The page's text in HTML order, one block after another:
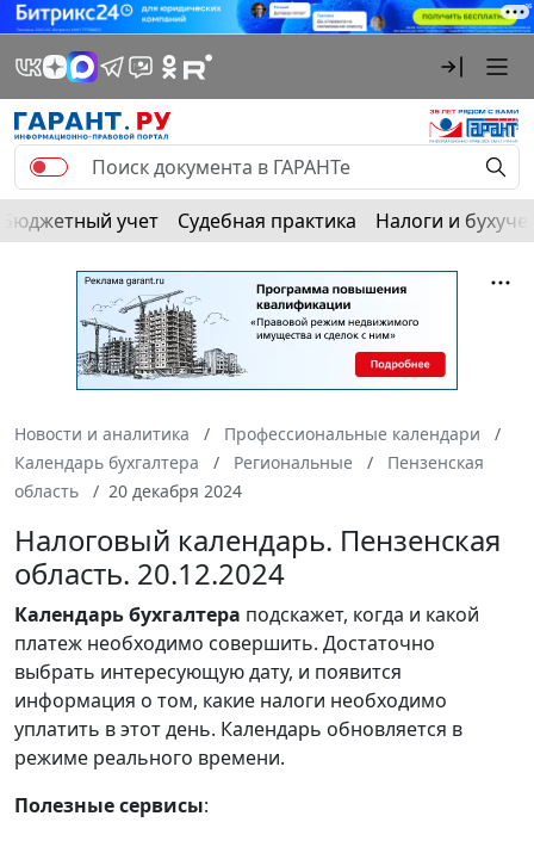
Бюджетный учет Судебная практика Налоги и
Новости и аналитика
Профессиональные календари
Календарь бухгалтера
Региональные
Пензенская
область
20 декабря 2024
Налоговый календарь. Пензенская
область. 20.12.2024
Календарьбухгалтера подскажет, когда и какой
платеж необходимо совершить. Достаточно
выбрать интересующую дату, и появится
информация о том, какие налоги необходимо
уплатить в этот день. Календарь обновляется в
режиме реального времени.
Полезные сервисы: